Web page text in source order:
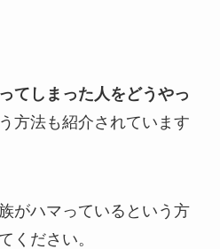
てしまった人をどうやっ
方法も紹介されています
がハマっているという方
ください。